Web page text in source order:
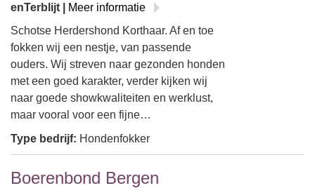
enTerblijt |
Meer informatie
Schotse Herdershond Korthaar. Af en toe
fokken wij een nestje, van passende
ouders. Wij streven naar gezonden honden
met een goed karakter, verder kijken wij
naar goede showkwaliteiten en werklust,
maar vooral voor een fijne…
Type bedrijf: Hondenfokker
Boerenbond Bergen